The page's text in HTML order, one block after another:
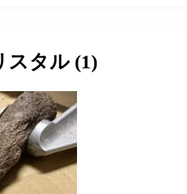
スタル (1)